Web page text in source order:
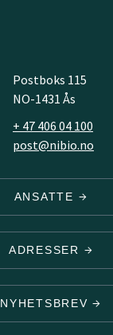
Postboks 115
NO-1431 Ås
+ 47 406 04 100
post@nibio.no
ANSATTE
ADRESSER
NYHETSBREV